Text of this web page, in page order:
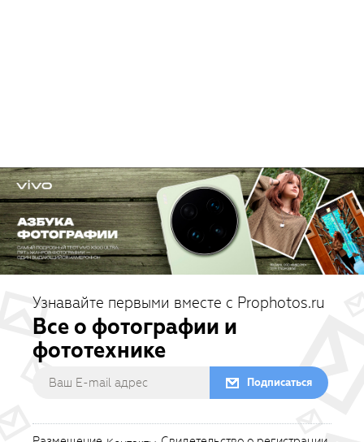
Узнавайте первыми вместе с Prophotos.ru
Все о фотографии и
фототехнике
Подписаться